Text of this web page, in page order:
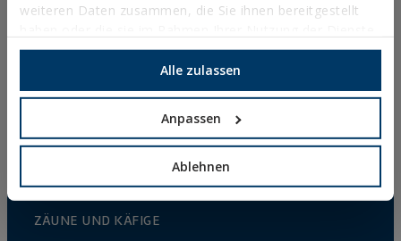
weiteren Daten zusammen, die Sie ihnen bereitgestellt
gesammelt haben.
Alle zulassen
Anpassen
Ablehnen
BEFESTIGUNGSELEMENTE UND ZUBEHÖR ZUR
FIXIERUNG VON DÄMMPLATTEN (WDVS)
HOHLRAUM-BEFESTIGUNG
BLINDNIETEN
ZUBEHÖR FÜR KABELBINDER UND UMZÄUNUNGEN
GESCHÜTZTER ANBAU
ZÄUNE UND KÄFIGE